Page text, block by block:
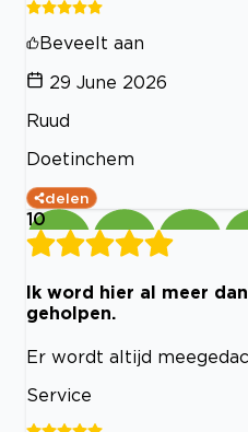
Beveelt aan
29 June 2026
Ruud
Doetinchem
delen
10
Ik word hier al meer
geholpen.
Er wordt altijd
Service